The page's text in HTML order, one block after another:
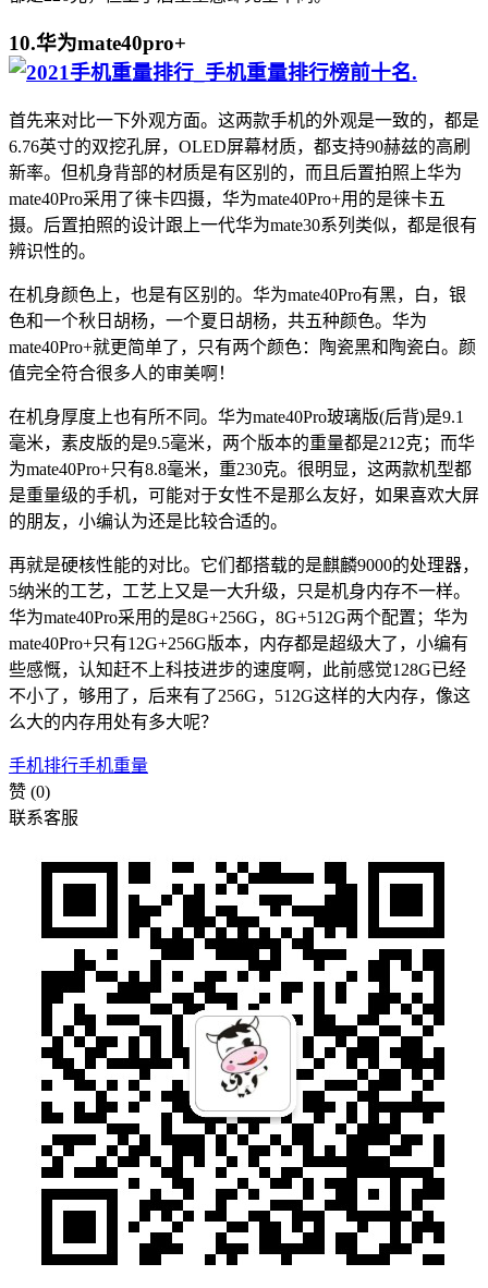
10.华为mate40pro+
.
首先来对比一下外观方面。这两款手机的外观是一致的，都是
6.76英寸的双挖孔屏，OLED屏幕材质，都支持90赫兹的高刷
新率。但机身背部的材质是有区别的，而且后置拍照上华为
mate40Pro采用了徕卡四摄，华为mate40Pro+用的是徕卡五
摄。后置拍照的设计跟上一代华为mate30系列类似，都是很有
辨识性的。
在机身颜色上，也是有区别的。华为mate40Pro有黑，白，银
色和一个秋日胡杨，一个夏日胡杨，共五种颜色。华为
mate40Pro+就更简单了，只有两个颜色：陶瓷黑和陶瓷白。颜
值完全符合很多人的审美啊！
在机身厚度上也有所不同。华为mate40Pro玻璃版(后背)是9.1
毫米，素皮版的是9.5毫米，两个版本的重量都是212克；而华
为mate40Pro+只有8.8毫米，重230克。很明显，这两款机型都
是重量级的手机，可能对于女性不是那么友好，如果喜欢大屏
的朋友，小编认为还是比较合适的。
再就是硬核性能的对比。它们都搭载的是麒麟9000的处理器，
5纳米的工艺，工艺上又是一大升级，只是机身内存不一样。
华为mate40Pro采用的是8G+256G，8G+512G两个配置；华为
mate40Pro+只有12G+256G版本，内存都是超级大了，小编有
些感慨，认知赶不上科技进步的速度啊，此前感觉128G已经
不小了，够用了，后来有了256G，512G这样的大内存，像这
么大的内存用处有多大呢？
手机排行手机重量
赞 (0)
联系客服